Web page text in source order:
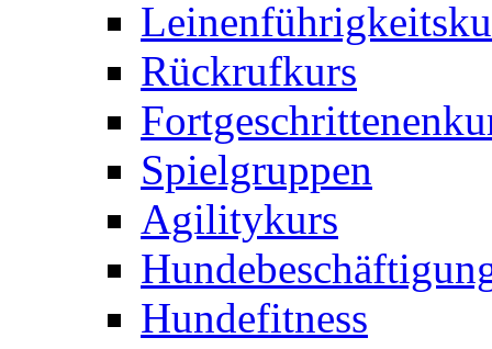
Rückrufkurs
Spielgruppen
Agilitykurs
Hundefitness